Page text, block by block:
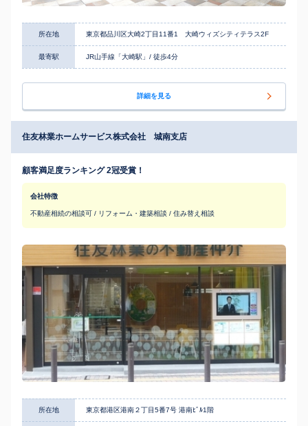
所在地 東京都品川区大崎2丁目11番1 大崎ウィズシティテラス2F
最寄駅 JR山手線「大崎駅」/ 徒歩4分
詳細を見る
住友林業ホームサービス株式会社 城南支店
顧客満足度ランキング 2冠受賞！
会社特徴
不動産相続の相談可 / リフォーム・建築相談 / 住み替え相談
所在地 東京都港区港南２丁目5番7号 港南ﾋﾞﾙ1階